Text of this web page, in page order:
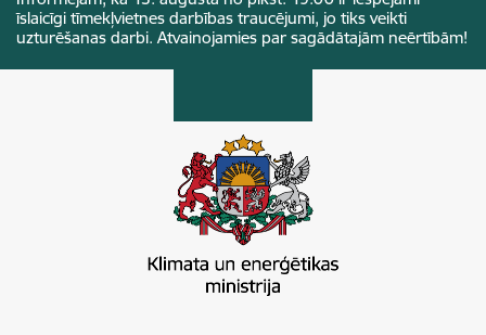
īslaicīgi tīmekļvietnes darbības traucējumi, jo tiks veikti
uzturēšanas darbi. Atvainojamies par sagādātajām neērtībām!